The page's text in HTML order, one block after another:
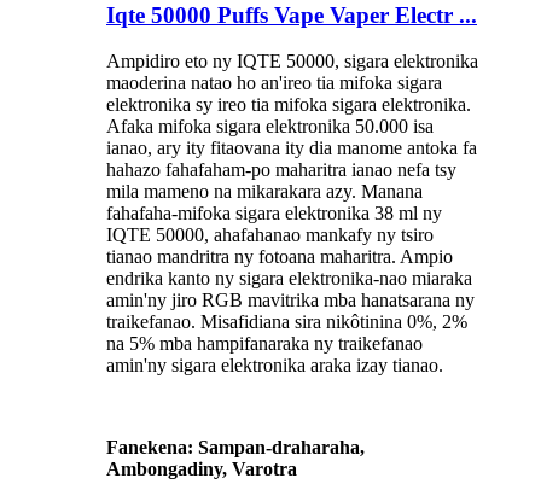
Iqte 50000 Puffs Vape Vaper Electr ...
Ampidiro eto ny IQTE 50000, sigara elektronika
maoderina natao ho an'ireo tia mifoka sigara
elektronika sy ireo tia mifoka sigara elektronika.
Afaka mifoka sigara elektronika 50.000 isa
ianao, ary ity fitaovana ity dia manome antoka fa
hahazo fahafaham-po maharitra ianao nefa tsy
mila mameno na mikarakara azy. Manana
fahafaha-mifoka sigara elektronika 38 ml ny
IQTE 50000, ahafahanao mankafy ny tsiro
tianao mandritra ny fotoana maharitra. Ampio
endrika kanto ny sigara elektronika-nao miaraka
amin'ny jiro RGB mavitrika mba hanatsarana ny
traikefanao. Misafidiana sira nikôtinina 0%, 2%
na 5% mba hampifanaraka ny traikefanao
amin'ny sigara elektronika araka izay tianao.
Fanekena: Sampan-draharaha,
Ambongadiny, Varotra